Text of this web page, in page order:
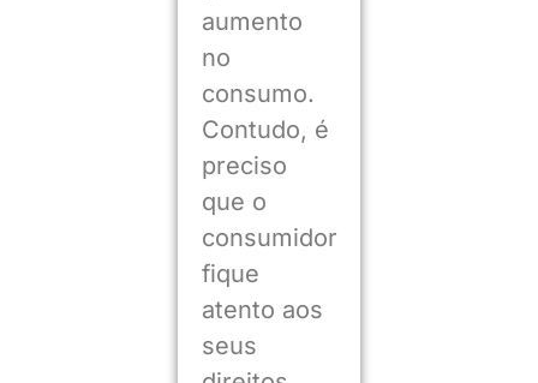
aumento
no
consumo.
Contudo, é
preciso
que o
consumidor
fique
atento aos
seus